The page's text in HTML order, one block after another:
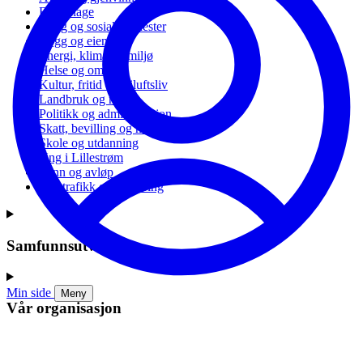
Min side Meny
Barnehage
Bolig og sosiale tjenester
Bygg og eiendom
Energi, klima og miljø
Helse og omsorg
Kultur, fritid og friluftsliv
Landbruk og natur
Politikk og administrasjon
Skatt, bevilling og næring
Skole og utdanning
Ung i Lillestrøm
Vann og avløp
Vei, trafikk og parkering
Samfunnsutvikling
Vår organisasjon